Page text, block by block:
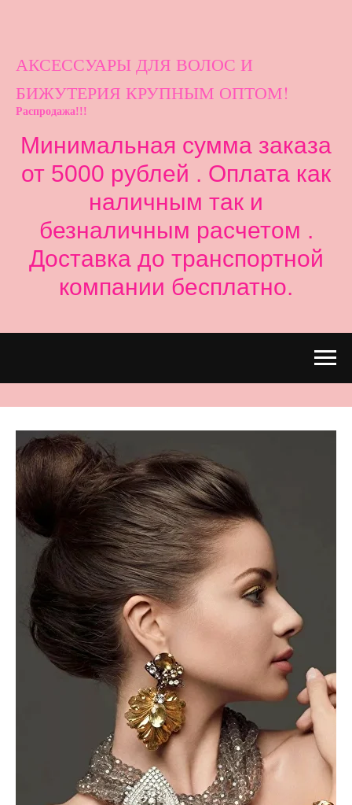
АКСЕССУАРЫ ДЛЯ ВОЛОС И
БИЖУТЕРИЯ КРУПНЫМ ОПТОМ!
Распродажа!!!
Минимальная сумма заказа
от 5000 рублей . Оплата как
наличным так и
безналичным расчетом .
Доставка до транспортной
компании бесплатно.